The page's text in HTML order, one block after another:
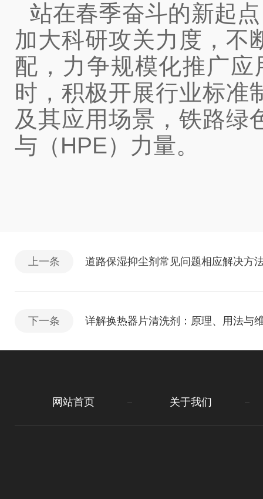
站在春季奋斗的新起
加大科研攻关力度，不
配，力争规模化推广
时，积极开展行业标准
及其应用场景，铁路绿
与（HPE）力量。
上一条 道路保湿抑尘剂常见问题相应解决方
下一条 详解换热器片清洗剂：原理、用法与
网站首页 关于我们